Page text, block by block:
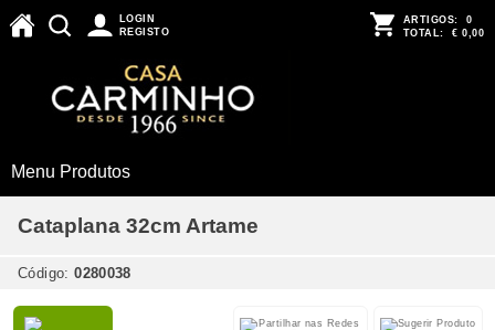
LOGIN
REGISTO
ARTIGOS: 0
TOTAL: € 0,00
Menu Produtos
Cataplana 32cm Artame
Código:0280038